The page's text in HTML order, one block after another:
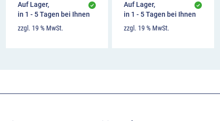
Auf Lager,
in 1 - 5 Tagen bei Ihnen
zzgl. 19 % MwSt.
Auf Lager,
in 1 - 5 Tagen bei Ihnen
zzgl. 19 % MwSt.